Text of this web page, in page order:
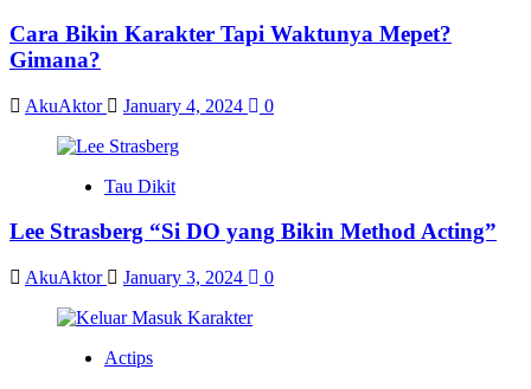
Cara Bikin Karakter Tapi Waktunya Mepet?
Gimana?
AkuAktor January 4, 2024 0
Tau Dikit
Lee Strasberg “Si DO yang Bikin Method Acting”
AkuAktor January 3, 2024 0
Actips